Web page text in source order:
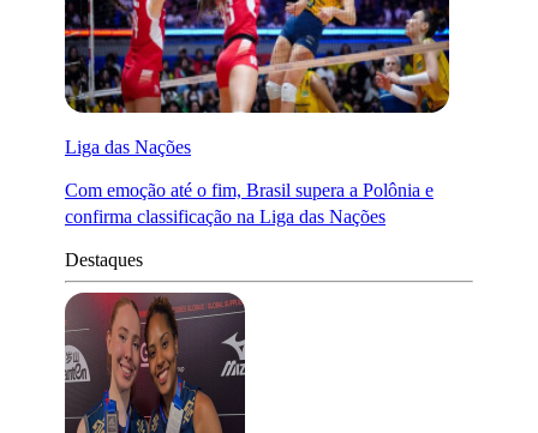
Liga das Nações
Com emoção até o fim, Brasil supera a Polônia e
confirma classificação na Liga das Nações
Destaques